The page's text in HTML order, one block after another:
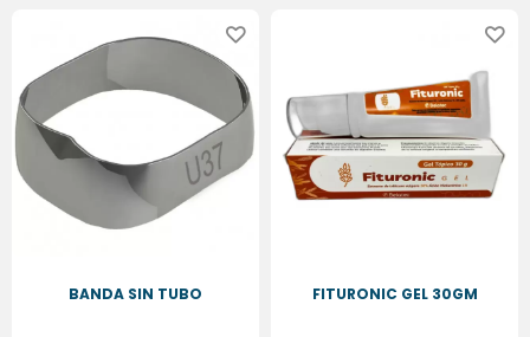
BANDA SIN TUBO FITURONIC GEL 30GM
HIGIENE
ORAL
PLACAS
ESSIX